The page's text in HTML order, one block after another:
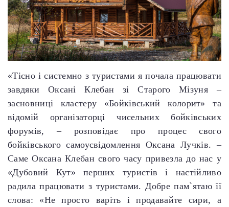
«Тісно і системно з туристами я почала працювати
завдяки Оксані Клебан зі Старого Мізуня –
засновниці кластеру «Бойківський колорит» та
відомій організаторці чисельних бойківських
форумів, – розповідає про процес свого
бойківського самоусвідомлення Оксана Лучків. –
Саме Оксана Клебан свого часу привезла до нас у
«Дубовий Кут» перших туристів і настійливо
радила працювати з туристами. Добре пам`ятаю її
слова: «Не просто варіть і продавайте сири, а